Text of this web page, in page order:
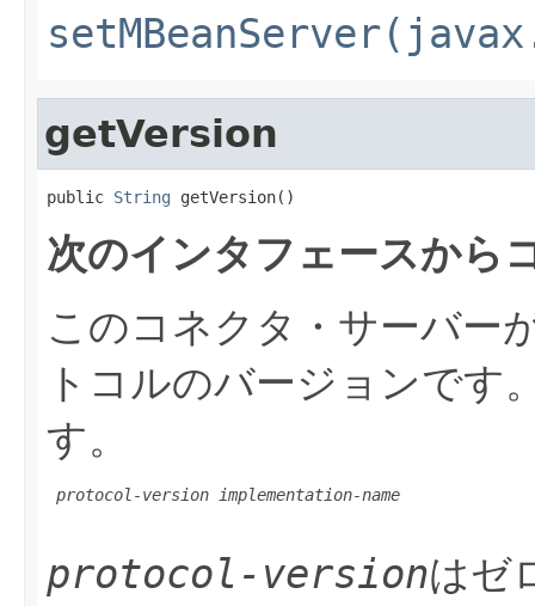
getVersion
public String getVersion()
次のインタフェースから
このコネクタ・サーバー
トコルのバージョンです
す。
protocol-version implementation-name
protocol-versionはゼ